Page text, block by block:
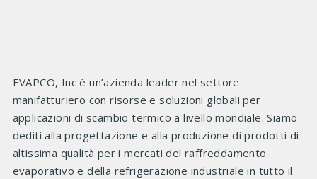
EVAPCO, Inc è un’azienda leader nel settore
manifatturiero con risorse e soluzioni globali per
applicazioni di scambio termico a livello mondiale. Siamo
dediti alla progettazione e alla produzione di prodotti di
altissima qualità per i mercati del raffreddamento
evaporativo e della refrigerazione industriale in tutto il